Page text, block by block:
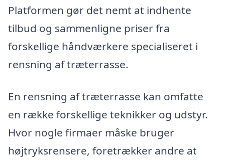
Platformen gør det nemt at indhente
tilbud og sammenligne priser fra
forskellige håndværkere specialiseret i
rensning af træterrasse.
En rensning af træterrasse kan omfatte
en række forskellige teknikker og udstyr.
Hvor nogle firmaer måske bruger
højtryksrensere, foretrækker andre at